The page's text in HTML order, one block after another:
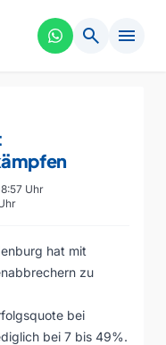
search menu
Uhr
hat mit
zu
bei
bei 7 bis 49%.